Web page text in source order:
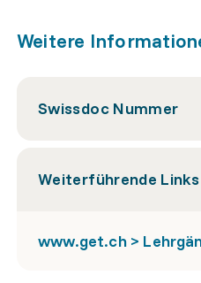
Weitere
Swissdoc Nummer
Weiterführende Links
www.get.ch >